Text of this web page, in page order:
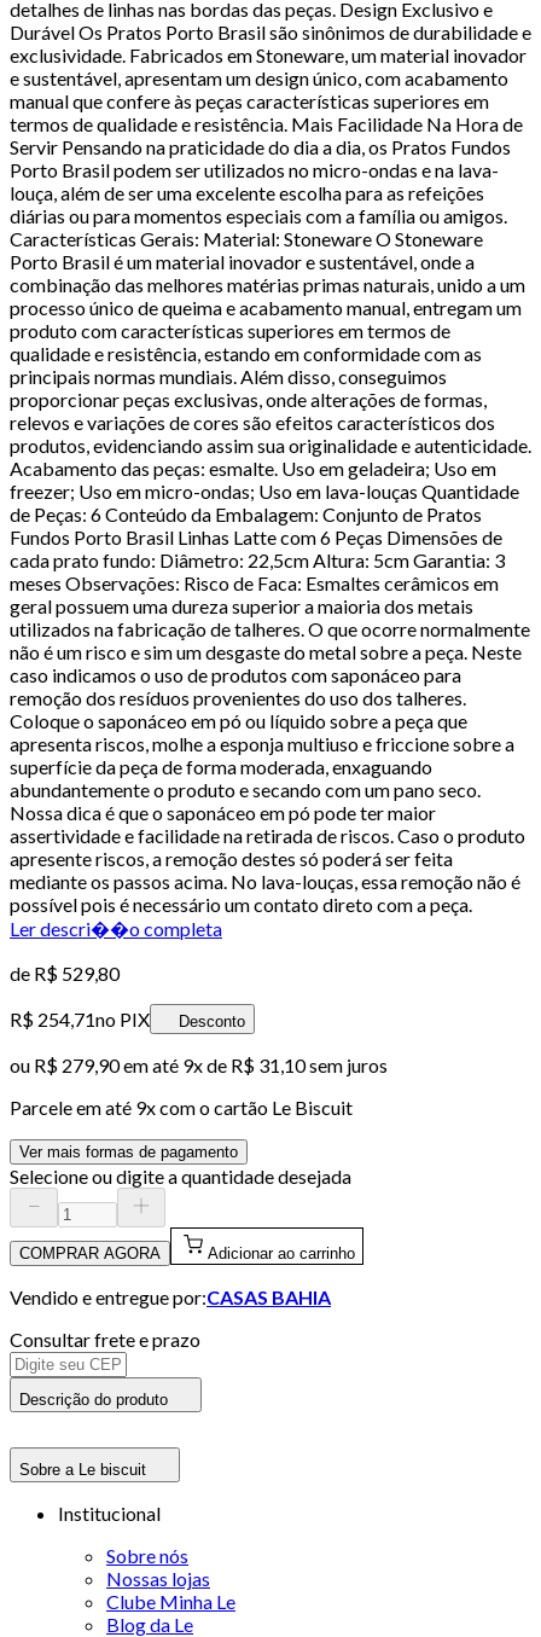
detalhes de linhas nas bordas das peças. Design Exclusivo e
Durável Os Pratos Porto Brasil são sinônimos de durabilidade e
exclusividade. Fabricados em Stoneware, um material inovador
e sustentável, apresentam um design único, com acabamento
manual que confere às peças características superiores em
termos de qualidade e resistência. Mais Facilidade Na Hora de
Servir Pensando na praticidade do dia a dia, os Pratos Fundos
Porto Brasil podem ser utilizados no micro-ondas e na lava-
louça, além de ser uma excelente escolha para as refeições
diárias ou para momentos especiais com a família ou amigos.
Características Gerais: Material: Stoneware O Stoneware
Porto Brasil é um material inovador e sustentável, onde a
combinação das melhores matérias primas naturais, unido a um
processo único de queima e acabamento manual, entregam um
produto com características superiores em termos de
qualidade e resistência, estando em conformidade com as
principais normas mundiais. Além disso, conseguimos
proporcionar peças exclusivas, onde alterações de formas,
relevos e variações de cores são efeitos característicos dos
produtos, evidenciando assim sua originalidade e autenticidade.
Acabamento das peças: esmalte. Uso em geladeira; Uso em
freezer; Uso em micro-ondas; Uso em lava-louças Quantidade
de Peças: 6 Conteúdo da Embalagem: Conjunto de Pratos
Fundos Porto Brasil Linhas Latte com 6 Peças Dimensões de
cada prato fundo: Diâmetro: 22,5cm Altura: 5cm Garantia: 3
meses Observações: Risco de Faca: Esmaltes cerâmicos em
geral possuem uma dureza superior a maioria dos metais
utilizados na fabricação de talheres. O que ocorre normalmente
não é um risco e sim um desgaste do metal sobre a peça. Neste
caso indicamos o uso de produtos com saponáceo para
remoção dos resíduos provenientes do uso dos talheres.
Coloque o saponáceo em pó ou líquido sobre a peça que
apresenta riscos, molhe a esponja multiuso e friccione sobre a
superfície da peça de forma moderada, enxaguando
abundantemente o produto e secando com um pano seco.
Nossa dica é que o saponáceo em pó pode ter maior
assertividade e facilidade na retirada de riscos. Caso o produto
apresente riscos, a remoção destes só poderá ser feita
mediante os passos acima. No lava-louças, essa remoção não é
possível pois é necessário um contato direto com a peça.
Ler descri��o completa
de R$ 529,80
R$ 254,71no PIX Desconto
ou R$ 279,90em até 9x de R$ 31,10 sem juros
Parcele em até 9x com o cartão Le Biscuit
Ver mais formas de pagamento
Selecione ou digite a quantidade desejada
COMPRAR AGORA Adicionar ao carrinho
Vendido e entregue por:CASAS BAHIA
Consultar frete e prazo
Descrição do produto
Sobre a Le biscuit
Institucional
Sobre nós
Nossas lojas
Clube Minha Le
Blog da Le